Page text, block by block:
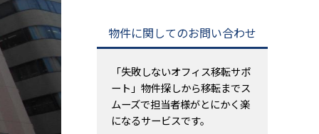
物件に関してのお問い合わせ
「失敗しないオフィス移転サポ
ート」物件探しから移転までス
ムーズで担当者様がとにかく楽
になるサービスです。